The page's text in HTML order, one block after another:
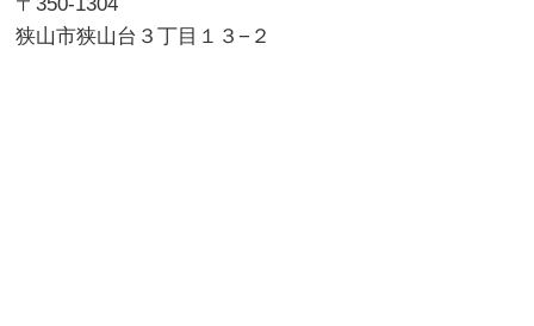
〒350-1304
狭山市狭山台３丁目１３−２